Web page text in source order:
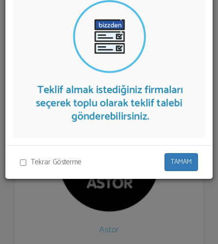
Tekrar Gösterme TAMAM
17 sonuç bulundu.
Transformatörsunan firmalar aşağıda
listelenmektedir.
Transformatör
teklifi almak için
listeden seçim yapıp ya da "İlk 5 Firmadan Teklif İste"
kısmından toplu olarak teklif talebinizi firmalara
aktarabilirsiniz.
Astor